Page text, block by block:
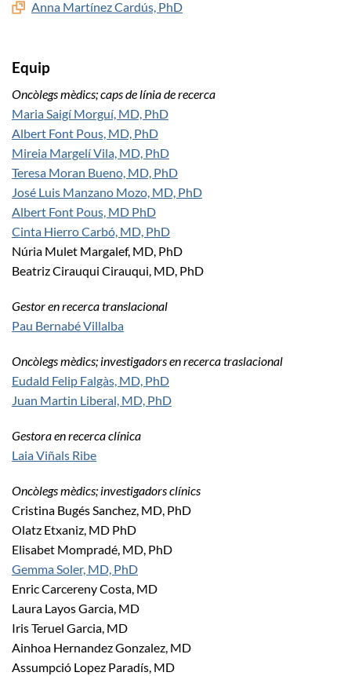
Anna Martínez Cardús, PhD
Equip
Oncòlegs mèdics; caps de línia de recerca
Maria Saigí Morguí, MD, PhD
Albert Font Pous, MD, PhD
Mireia Margelí Vila, MD, PhD
Teresa Moran Bueno, MD, PhD
José Luis Manzano Mozo, MD, PhD
Albert Font Pous, MD PhD
Cinta Hierro Carbó, MD, PhD
Núria Mulet Margalef, MD, PhD
Beatriz Cirauqui Cirauqui, MD, PhD
Gestor en recerca translacional
Pau Bernabé Villalba
Oncòlegs mèdics; investigadors en recerca traslacional
Eudald Felip Falgàs, MD, PhD
Juan Martin Liberal, MD, PhD
Gestora en recerca clínica
Laia Viñals Ribe
Oncòlegs mèdics; investigadors clínics
Cristina Bugés Sanchez, MD, PhD
Olatz Etxaniz, MD PhD
Elisabet Mompradé, MD, PhD
Gemma Soler, MD, PhD
Enric Carcereny Costa, MD
Laura Layos Garcia, MD
Iris Teruel Garcia, MD
Ainhoa Hernandez Gonzalez, MD
Assumpció Lopez Paradís, MD